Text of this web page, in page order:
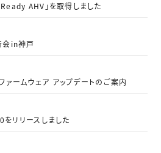
AHV」を取得しました
会in神戸
ァームウェア アップデートのご案内
リースしました